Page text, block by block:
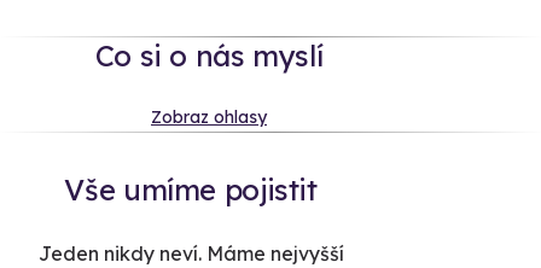
Co si o nás myslí
Zobraz ohlasy
Vše umíme pojistit
Jeden nikdy neví. Máme nejvyšší